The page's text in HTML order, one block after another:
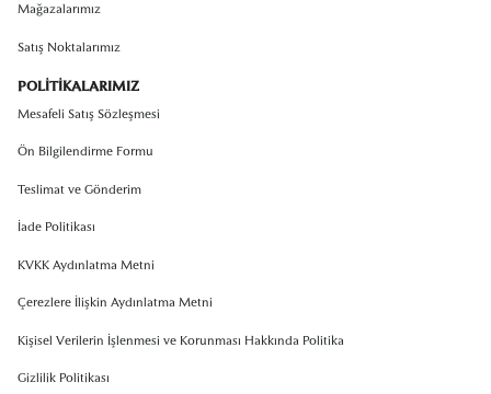
Mağazalarımız
Satış Noktalarımız
POLİTİKALARIMIZ
Mesafeli Satış Sözleşmesi
Ön Bilgilendirme Formu
Teslimat ve Gönderim
İade Politikası
KVKK Aydınlatma Metni
Çerezlere İlişkin Aydınlatma Metni
Kişisel Verilerin İşlenmesi ve Korunması Hakkında Politika
Gizlilik Politikası